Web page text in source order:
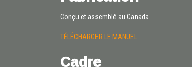
Conçu et assemblé au Canada
TÉLÉCHARGER LE MANUEL
Cadre